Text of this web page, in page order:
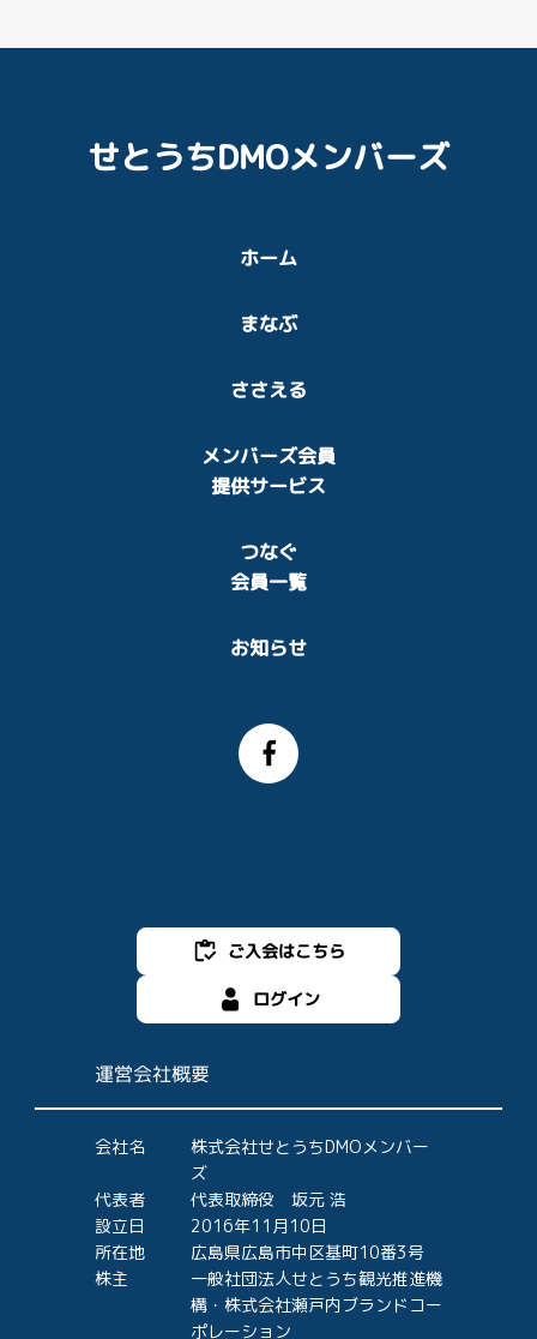
せとうちDMOメンバーズ
ホーム
まなぶ
ささえる
メンバーズ会員
提供サービス
つなぐ
会員一覧
お知らせ
ご入会はこちら
ログイン
運営会社概要
会社名
株式会社せとうちDMOメンバー
ズ
代表者
代表取締役 坂元 浩
設立日
2016年11月10日
所在地
広島県広島市中区基町10番3号
株主
一般社団法人せとうち観光推進機
構・株式会社瀬戸内ブランドコー
ポレーション